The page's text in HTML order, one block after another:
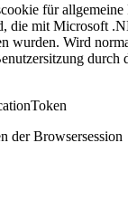
für
die mit Microsoft
wurden. Wird
durch
der Browsersession